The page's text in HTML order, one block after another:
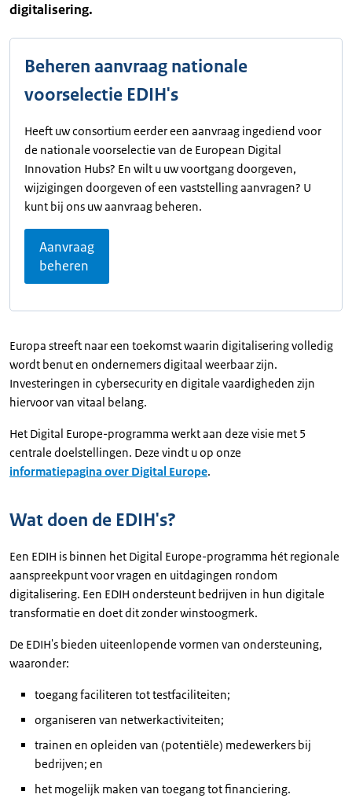
digitalisering.
Beheren aanvraag nationale
voorselectie EDIH's
Heeft uw consortium eerder een aanvraag ingediend voor
de nationale voorselectie van de European Digital
Innovation Hubs? En wilt u uw voortgang doorgeven,
wijzigingen doorgeven of een vaststelling aanvragen? U
kunt bij ons uw aanvraag beheren.
Aanvraag
beheren
Europa streeft naar een toekomst waarin digitalisering volledig
wordt benut en ondernemers digitaal weerbaar zijn.
Investeringen in cybersecurity en digitale vaardigheden zijn
hiervoor van vitaal belang.
Het Digital Europe-programma werkt aan deze visie met 5
centrale doelstellingen. Deze vindt u op onze
informatiepagina over Digital Europe.
Wat doen de EDIH's?
Een EDIH is binnen het Digital Europe-programma hét regionale
aanspreekpunt voor vragen en uitdagingen rondom
digitalisering. Een EDIH ondersteunt bedrijven in hun digitale
transformatie en doet dit zonder winstoogmerk.
De EDIH's bieden uiteenlopende vormen van ondersteuning,
waaronder:
toegang faciliteren tot testfaciliteiten;
organiseren van netwerkactiviteiten;
trainen en opleiden van (potentiële) medewerkers bij
bedrijven; en
het mogelijk maken van toegang tot financiering.